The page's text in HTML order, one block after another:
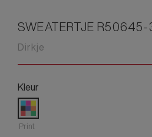
SWEATERTJE R50645-
Dirkje
Kleur
Print